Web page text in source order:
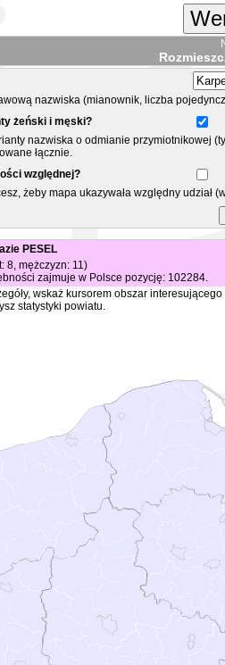
nazwiska (mianownik, liczba
żeński i męski?
nazwiska o odmianie przymiotnikowej
łącznie.
względnej?
żeby mapa ukazywała względny
PESEL
8, mężczyzn: 11)
zajmuje w Polsce pozycję: 102284.
wskaż kursorem obszar
statystyki powiatu.